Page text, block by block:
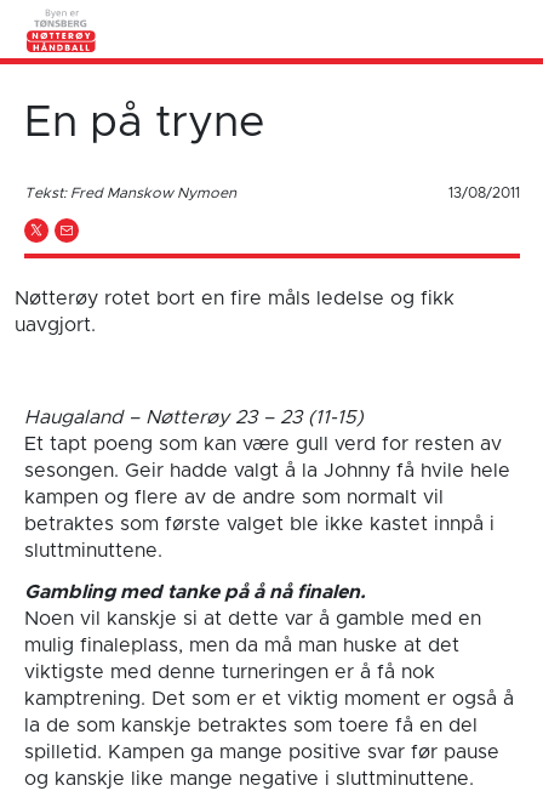
En på tryne
Tekst: Fred Manskow Nymoen 13/08/2011
Nøtterøy rotet bort en fire måls ledelse og fikk
uavgjort.
Haugaland – Nøtterøy 23 – 23 (11-15)
Et tapt poeng som kan være gull verd for resten av
sesongen. Geir hadde valgt å la Johnny få hvile hele
kampen og flere av de andre som normalt vil
betraktes som første valget ble ikke kastet innpå i
sluttminuttene.
Gambling med tanke på å nå finalen.
Noen vil kanskje si at dette var å gamble med en
mulig finaleplass, men da må man huske at det
viktigste med denne turneringen er å få nok
kamptrening. Det som er et viktig moment er også å
la de som kanskje betraktes som toere få en del
spilletid. Kampen ga mange positive svar før pause
og kanskje like mange negative i sluttminuttene.